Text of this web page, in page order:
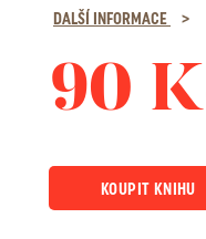
DALŠÍ INFORMACE
90
KOUPIT KNIHU